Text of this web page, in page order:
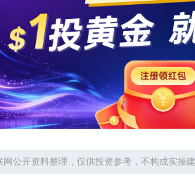
公开资料整理，仅供投资参考，不构成实操建